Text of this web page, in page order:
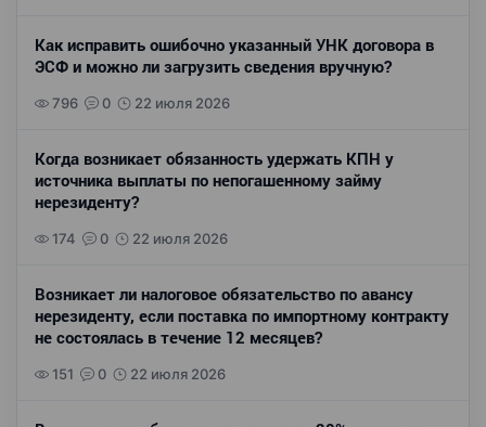
Как исправить ошибочно указанный УНК договора в
ЭСФ и можно ли загрузить сведения вручную?
796 0 22 июля 2026
Когда возникает обязанность удержать КПН у
источника выплаты по непогашенному займу
нерезиденту?
174 0 22 июля 2026
Возникает ли налоговое обязательство по авансу
нерезиденту, если поставка по импортному контракту
не состоялась в течение 12 месяцев?
151 0 22 июля 2026